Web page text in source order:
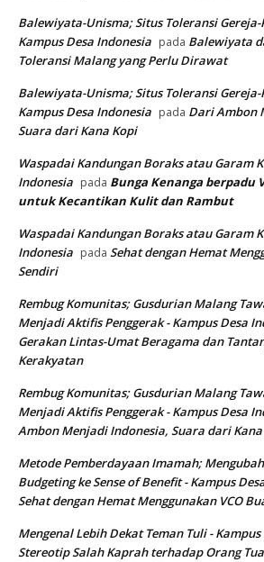
Balewiyata-Unisma; Situs Toleransi
Kampus Desa Indonesia pada Balewiyata
Toleransi Malang yang Perlu Dirawat
Balewiyata-Unisma; Situs Toleransi
Kampus Desa Indonesia pada Dari Ambon
Suara dari Kana Kopi
Waspadai Kandungan Boraks atau Garam
Indonesia pada Bunga Kenanga berpadu
untuk Kecantikan Kulit dan Rambut
Waspadai Kandungan Boraks atau Garam
Indonesia pada Sehat dengan Hemat
Sendiri
Rembug Komunitas; Gusdurian Malang
Menjadi Aktifis Penggerak - Kampus Desa
Gerakan Lintas-Umat Beragama dan
Kerakyatan
Rembug Komunitas; Gusdurian Malang
Menjadi Aktifis Penggerak - Kampus Desa
Ambon Menjadi Indonesia, Suara dari
Metode Pemberdayaan Imamah;
Budgeting ke Sense of Benefit - Kampus
Sehat dengan Hemat Menggunakan VCO
Mengenal Lebih Dekat Teman Tuli -
Stereotip Salah Kaprah terhadap Orang